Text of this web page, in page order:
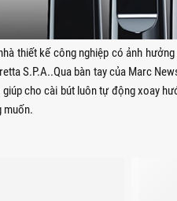
thiết kế công nghiệp có ảnh
S.P.A..Qua bàn tay của Marc
cho cài bút luôn tự động xoay
muốn.